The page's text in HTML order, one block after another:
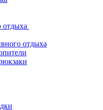
отдыха
отдыха